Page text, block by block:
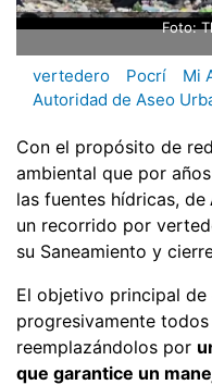
Foto:
vertedero Pocrí Mi
Autoridad de Aseo
Con el propósito de
ambiental que por
las fuentes hídricas, de
un recorrido por
su Saneamiento y
El objetivo principal de
progresivamente
reemplazándolos por
que garantice un